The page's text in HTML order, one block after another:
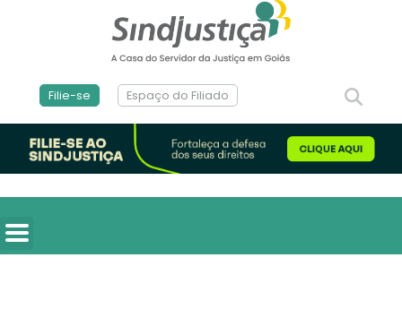
Filie-se Espaço do Filiado